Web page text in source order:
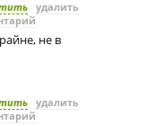
удалить
не в
удалить